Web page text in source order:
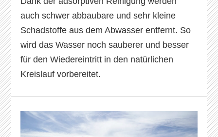
auch schwer abbaubare und sehr kleine
Schadstoffe aus dem Abwasser entfernt. So
wird das Wasser noch sauberer und besser
für den Wiedereintritt in den natürlichen
Kreislauf vorbereitet.